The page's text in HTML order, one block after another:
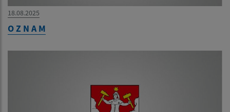
18.08.2025
O Z N A M